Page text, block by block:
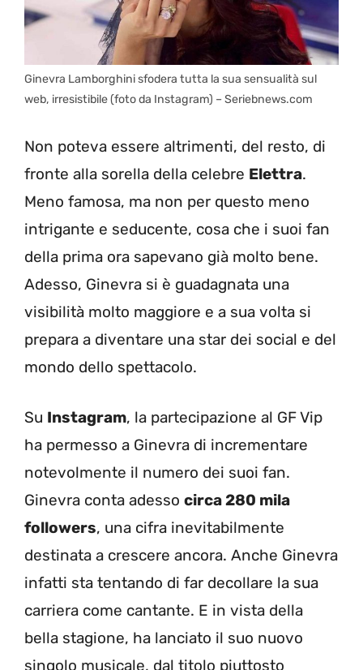
Ginevra Lamborghini sfodera tutta la sua sensualità sul
web, irresistibile (foto da Instagram) – Seriebnews.com
Non poteva essere altrimenti, del resto, di
fronte alla sorella della celebre Elettra.
Meno famosa, ma non per questo meno
intrigante e seducente, cosa che i suoi fan
della prima ora sapevano già molto bene.
Adesso, Ginevra si è guadagnata una
visibilità molto maggiore e a sua volta si
prepara a diventare una star dei social e del
mondo dello spettacolo.
Su Instagram, la partecipazione al GF Vip
ha permesso a Ginevra di incrementare
notevolmente il numero dei suoi fan.
Ginevra conta adesso circa 280 mila
followers, una cifra inevitabilmente
destinata a crescere ancora. Anche Ginevra
infatti sta tentando di far decollare la sua
carriera come cantante. E in vista della
bella stagione, ha lanciato il suo nuovo
singolo musicale, dal titolo piuttosto